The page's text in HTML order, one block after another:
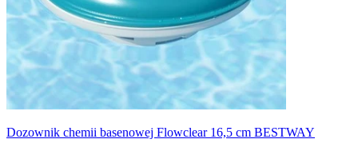
Dozownik chemii basenowej Flowclear 16,5 cm BESTWAY